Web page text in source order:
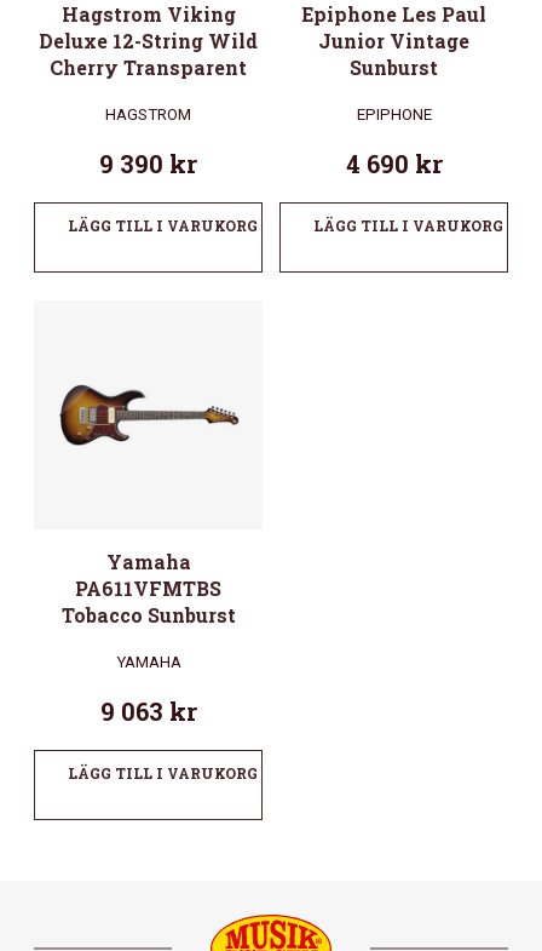
Hagstrom Viking
Deluxe 12-String Wild
Cherry Transparent
HAGSTROM
9 390 kr
LÄGG TILL I VARUKORG
Epiphone Les Paul
Junior Vintage
Sunburst
EPIPHONE
4 690 kr
LÄGG TILL I VARUKORG
Yamaha
PA611VFMTBS
Tobacco Sunburst
YAMAHA
9 063 kr
LÄGG TILL I VARUKORG